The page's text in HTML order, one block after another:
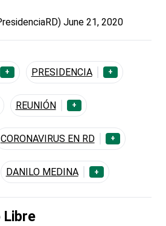
June 21, 2020
+ PRESIDENCIA +
REUNIÓN +
CORONAVIRUS EN RD +
DANILO MEDINA +
Libre